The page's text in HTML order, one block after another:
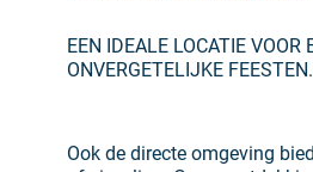
EEN IDEALE LOCATIE VOOR
ONVERGETELIJKE FEESTEN.
Ook de directe omgeving